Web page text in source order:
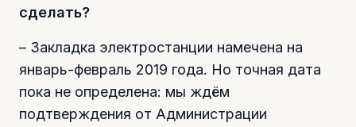
сделать?
– Закладка электростанции намечена на
январь-февраль 2019 года. Но точная дата
пока не определена: мы ждём
подтверждения от Администрации